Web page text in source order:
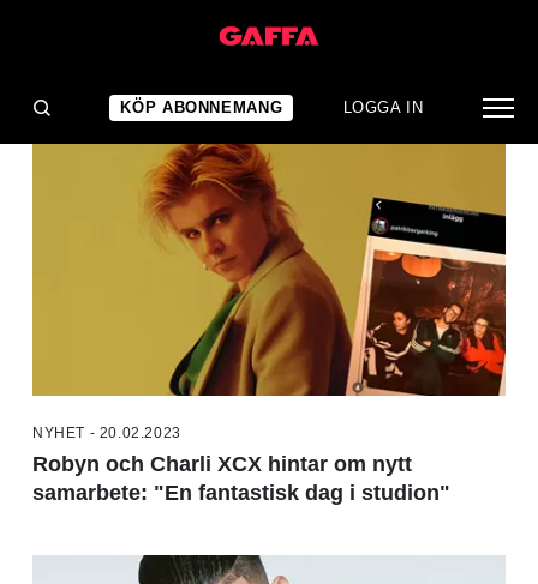
KÖP ABONNEMANG LOGGA IN
NYHET - 20.02.2023
Robyn och Charli XCX hintar om nytt
samarbete: "En fantastisk dag i studion"